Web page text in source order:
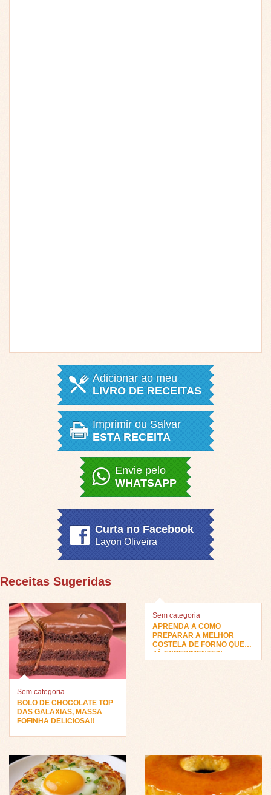
Adicionar ao meu
LIVRO DE RECEITAS
Imprimir ou Salvar
ESTA RECEITA
Envie pelo
WHATSAPP
Curta no Facebook
Layon Oliveira
Receitas Sugeridas
Sem categoria
BOLO DE CHOCOLATE TOP
DAS GALAXIAS, MASSA
FOFINHA DELICIOSA!!
Sem categoria
APRENDA A COMO
PREPARAR A MELHOR
COSTELA DE FORNO QUE
JÁ EXPERIMENTEI!!